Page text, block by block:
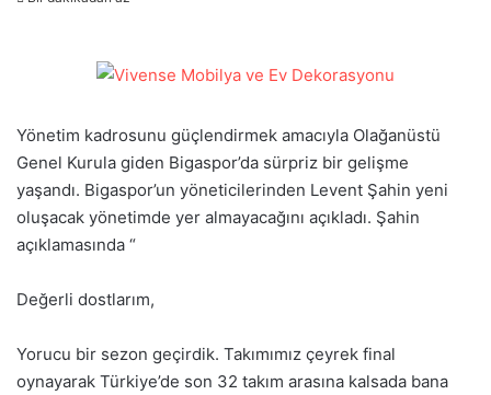
Yönetim kadrosunu güçlendirmek amacıyla Olağanüstü
Genel Kurula giden Bigaspor’da sürpriz bir gelişme
yaşandı. Bigaspor’un yöneticilerinden Levent Şahin yeni
oluşacak yönetimde yer almayacağını açıkladı. Şahin
açıklamasında “
Değerli dostlarım,
Yorucu bir sezon geçirdik. Takımımız çeyrek final
oynayarak Türkiye’de son 32 takım arasına kalsada bana